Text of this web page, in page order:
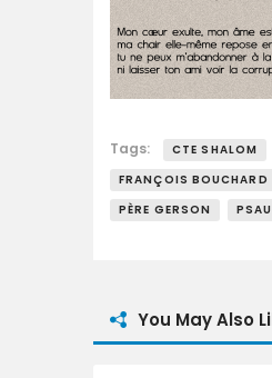
Tags:
CTE SHALOM
FRANÇOIS BOUCHARD
PÈRE GERSON
You May Also